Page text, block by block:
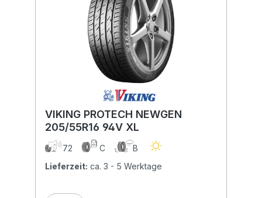
VIKING PROTECH NEWGEN
205/55R16 94V XL
72 C
B
Lieferzeit: ca. 3 - 5 Werktage